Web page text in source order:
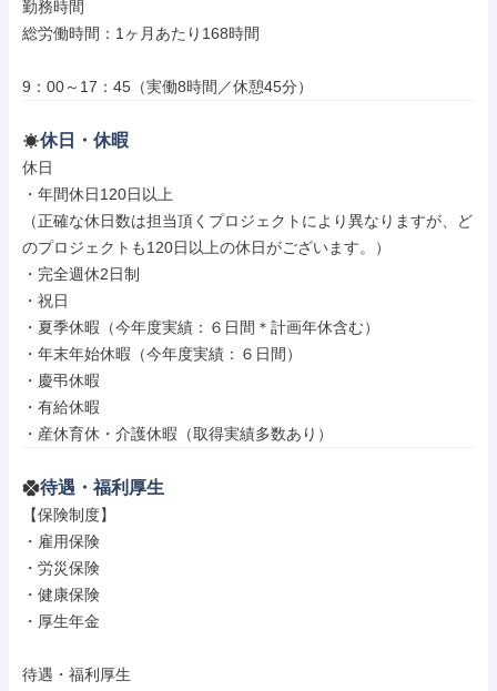
勤務時間
総労働時間：1ヶ月あたり168時間
9：00～17：45（実働8時間／休憩45分）
休日・休暇
休日
・年間休日120日以上
（正確な休日数は担当頂くプロジェクトにより異なりますが、ど
のプロジェクトも120日以上の休日がございます。）
・完全週休2日制
・祝日
・夏季休暇（今年度実績：６日間＊計画年休含む）
・年末年始休暇（今年度実績：６日間）
・慶弔休暇
・有給休暇
・産休育休・介護休暇（取得実績多数あり）
待遇・福利厚生
【保険制度】
・雇用保険
・労災保険
・健康保険
・厚生年金
待遇・福利厚生